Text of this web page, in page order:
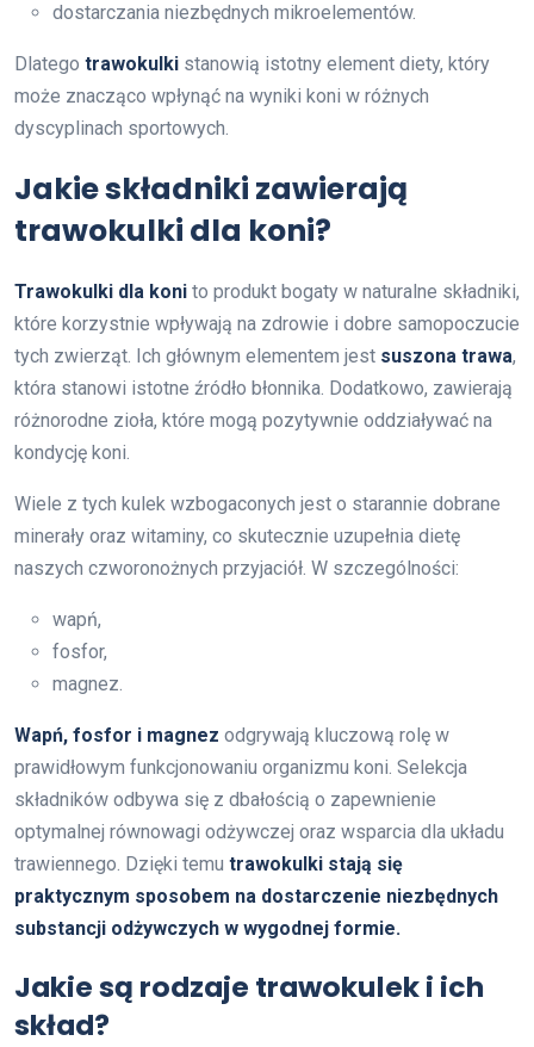
dostarczania niezbędnych mikroelementów.
Dlatego trawokulki stanowią istotny element diety, który
może znacząco wpłynąć na wyniki koni w różnych
dyscyplinach sportowych.
Jakie składniki zawierają
trawokulki dla koni?
Trawokulki dla koni to produkt bogaty w naturalne składniki,
które korzystnie wpływają na zdrowie i dobre samopoczucie
tych zwierząt. Ich głównym elementem jest suszona trawa,
która stanowi istotne źródło błonnika. Dodatkowo, zawierają
różnorodne zioła, które mogą pozytywnie oddziaływać na
kondycję koni.
Wiele z tych kulek wzbogaconych jest o starannie dobrane
minerały oraz witaminy, co skutecznie uzupełnia dietę
naszych czworonożnych przyjaciół. W szczególności:
wapń,
fosfor,
magnez.
Wapń, fosfor i magnez odgrywają kluczową rolę w
prawidłowym funkcjonowaniu organizmu koni. Selekcja
składników odbywa się z dbałością o zapewnienie
optymalnej równowagi odżywczej oraz wsparcia dla układu
trawiennego. Dzięki temu trawokulki stają się
praktycznym sposobem na dostarczenie niezbędnych
substancji odżywczych w wygodnej formie.
Jakie są rodzaje trawokulek i ich
skład?